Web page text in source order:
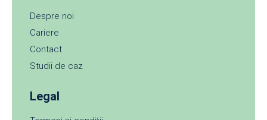
Despre noi
Cariere
Contact
Studii de caz
Legal